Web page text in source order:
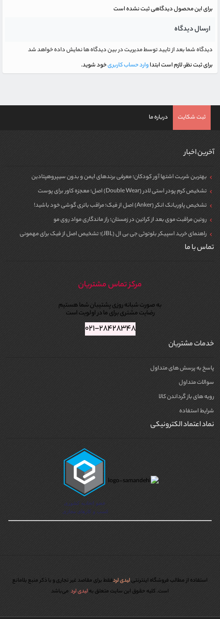
برای این محصول دیدگاهی ثبت نشده است
ارسال دیدگاه
دیدگاه شما بعد از تایید توسط مدیریت در بین دیدگاه ها نمایش داده خواهد شد
برای ثبت نظر، لازم است ابتداوارد حساب کاربریخود شوید.
ثبت شکایت درباره ما
آخرین اخبار
بهترین شربت اشتها آور کودکان؛ معرفی برندهای ایمن و بدون سیپروهپتادین
تشخیص کرم پودر استی لادر (Double Wear) اصل؛ معجزه کاور برای پوست
تشخیص پاوربانک انکر (Anker) اصل از فیک؛ مراقب باتری گوشی خود باشید!
روتین مراقبت موی بعد از کراتین در زمستان؛ راز ماندگاری مواد روی مو
راهنمای خرید اسپیکر بلوتوثی جی بی ال (JBL)؛ تشخیص اصل از فیک برای مهمونی
تماس با ما
مرکز تماس مشتریان
به صورت شبانه روزی پشتیبان شما هستیم
رضایت مشتری برای ما در اولویت است
۰۲۱-۲۸۴۲۸۳۴۸
خدمات مشتریان
پاسخ به پرسش های متداول
سوالات متداول
رویه های باز گرداندن کالا
شرایط استفاده
نماد اعتماد الکترونیکی
استفاده از مطالب فروشگاه اینترنتیلیدی لردفقط برای مقاصد غیر تجاری و با ذکر منبع بلامانع
است. کليه حقوق اين سايت متعلق بهلیدی لرد می‌باشد